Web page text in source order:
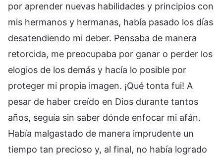
por aprender nuevas habilidades y principios con
mis hermanos y hermanas, había pasado los días
desatendiendo mi deber. Pensaba de manera
retorcida, me preocupaba por ganar o perder los
elogios de los demás y hacía lo posible por
proteger mi propia imagen. ¡Qué tonta fui! A
pesar de haber creído en Dios durante tantos
años, seguía sin saber dónde enfocar mi afán.
Había malgastado de manera imprudente un
tiempo tan precioso y, al final, no había logrado